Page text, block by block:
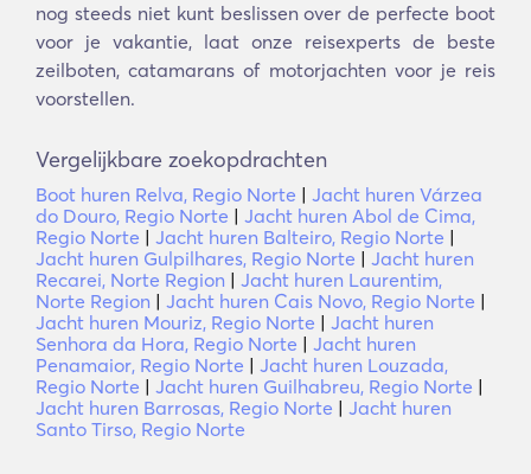
nog steeds niet kunt beslissen over de perfecte boot
voor je vakantie, laat onze reisexperts de beste
zeilboten, catamarans of motorjachten voor je reis
voorstellen.
Vergelijkbare zoekopdrachten
Boot huren Relva, Regio Norte | Jacht huren Várzea
do Douro, Regio Norte | Jacht huren Abol de Cima,
Regio Norte | Jacht huren Balteiro, Regio Norte |
Jacht huren Gulpilhares, Regio Norte | Jacht huren
Recarei, Norte Region | Jacht huren Laurentim,
Norte Region | Jacht huren Cais Novo, Regio Norte |
Jacht huren Mouriz, Regio Norte | Jacht huren
Senhora da Hora, Regio Norte | Jacht huren
Penamaior, Regio Norte | Jacht huren Louzada,
Regio Norte | Jacht huren Guilhabreu, Regio Norte |
Jacht huren Barrosas, Regio Norte | Jacht huren
Santo Tirso, Regio Norte